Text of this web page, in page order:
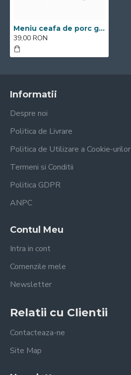
Meniu ceafa de porc grill
39,00 RON
Informatii
Despre noi
Politica de Livrare
Politica de Utilizare a Cookie-urilor
Termeni si Conditii
Politica GDPR
ANPC
Contul Meu
Intra in cont
Comenzile mele
Newsletter
Relatii cu Clientii
Contacteaza-ne
Site Map